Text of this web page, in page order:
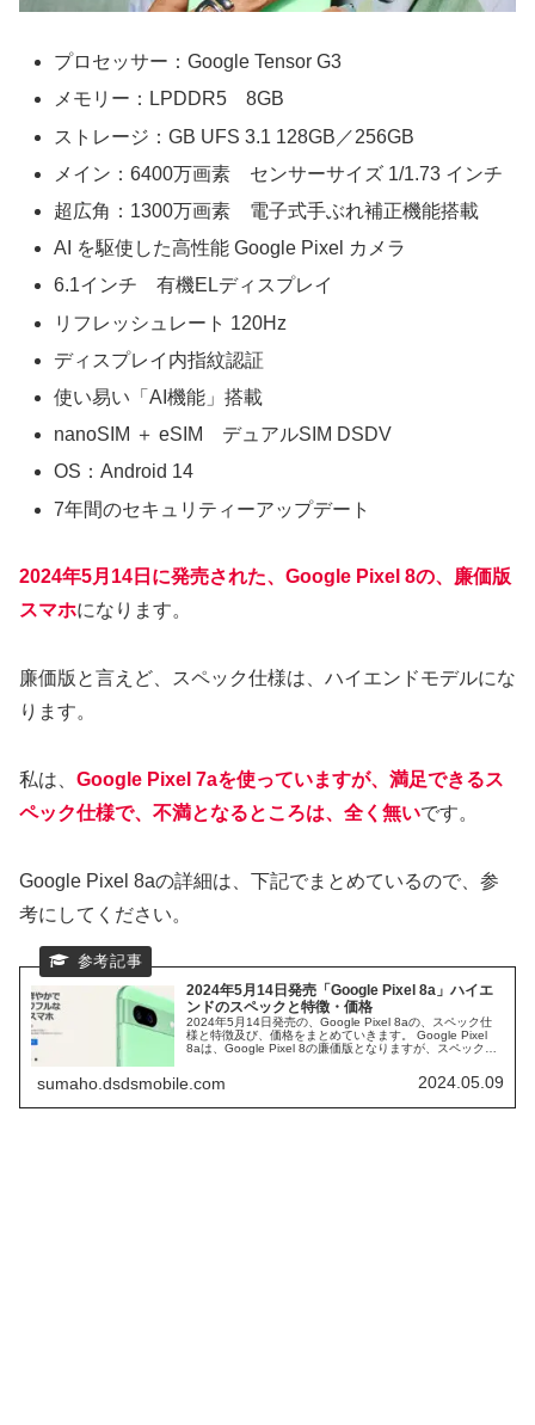
プロセッサー：Google Tensor G3
メモリー：LPDDR5 8GB
ストレージ：GB UFS 3.1 128GB／256GB
メイン：6400万画素 センサーサイズ 1/1.73 インチ
超広角：1300万画素 電子式手ぶれ補正機能搭載
AI を​駆使した​​高性能 Google Pixel カメラ
6.1インチ 有機ELディスプレイ
リフレッシュレート 120Hz
ディスプレイ内指紋認証
使い易い「AI機能」搭載
nanoSIM ＋ eSIM デュアルSIM DSDV
OS：Android 14
7年間のセキュリティーアップデート
2024年5月14日に発売された、Google Pixel 8の、廉価版
スマホになります。
廉価版と言えど、スペック仕様は、ハイエンドモデルにな
ります。
私は、 Google Pixel 7aを使っていますが、満足できるス
ペック仕様で、不満となるところは、全く無いです。
Google Pixel 8aの詳細は、下記でまとめているので、参
考にしてください。
2024年5月14日発売「Google Pixel 8a」ハイエ
ンドのスペックと特徴・価格
2024年5月14日発売の、Google Pixel 8aの、スペック仕
様と特徴及び、価格をまとめていきます。 Google Pixel
8aは、Google Pixel 8の廉価版となりますが、スペック仕
の、aシリーズになります。 Google Pixel 7aから、ドコモ
からも発売され、5G通信バンド：n79への対応は引き継い
sumaho.dsdsmobile.com 2024.05.09